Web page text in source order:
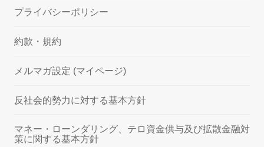
プライバシーポリシー
約款・規約
メルマガ設定 (マイページ)
反社会的勢力に対する基本方針
マネー・ローンダリング、テロ資金供与及び拡散金融対
策に関する基本方針